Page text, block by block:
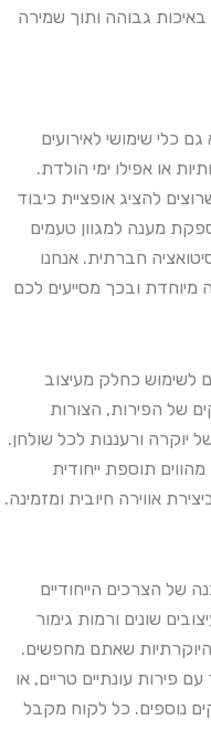
גבוהה ותוך שמירה
כלי שימושי לאירועים
או אפילו ימי הולדת.
להציג אופציית כיבוד
מענה למגוון טעמים
חברתית. אנחנו
ובכך מסייעים לכם
לשימוש כחלק מעיצוב
של הפירות, הצורות
יוקרה ורעננות לכל שולחן.
תוספת ייחודית
אווירה חיובית ומזמינה.
הצרכים הייחודיים
שונים ורמות גימור
שאתם מחפשים.
פירות עונתיים טריים, או
נוספים. כל לקוח מקבל